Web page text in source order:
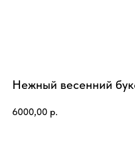
Нежный весенний
6000,00 р.